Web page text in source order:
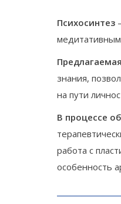
Психосинтез
знания,
на пути
В процессе
работа с
особенность